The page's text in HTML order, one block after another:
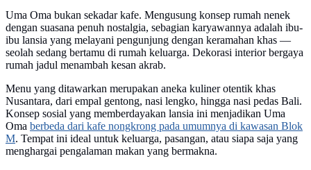
Uma Oma bukan sekadar kafe. Mengusung konsep rumah nenek
dengan suasana penuh nostalgia, sebagian karyawannya adalah ibu-
ibu lansia yang melayani pengunjung dengan keramahan khas —
seolah sedang bertamu di rumah keluarga. Dekorasi interior bergaya
rumah jadul menambah kesan akrab.
Menu yang ditawarkan merupakan aneka kuliner otentik khas
Nusantara, dari empal gentong, nasi lengko, hingga nasi pedas Bali.
Konsep sosial yang memberdayakan lansia ini menjadikan Uma
Oma berbeda dari kafe nongkrong pada umumnya di kawasan Blok
M. Tempat ini ideal untuk keluarga, pasangan, atau siapa saja yang
menghargai pengalaman makan yang bermakna.